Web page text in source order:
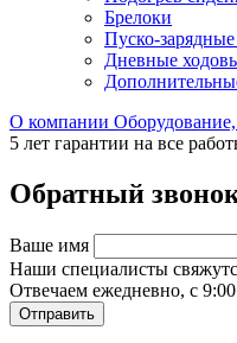
Брелоки
Пуско-зарядные
Дневные
О компании
5 лет гарантии на все
Обратный
Ваше имя
Наши специалисты
Отвечаем ежедневно, с
Отправить